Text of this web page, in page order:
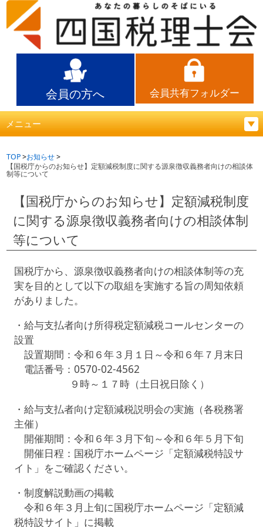
会員の方へ 会員共有フォルダー
メニュー
TOP
お知らせ
【国税庁からのお知らせ】定額減税制度に関する源泉徴収義務者向けの相談体
制等について
【国税庁からのお知らせ】定額減税制度
に関する源泉徴収義務者向けの相談体制
等について
国税庁から、源泉徴収義務者向けの相談体制等の充
実を目的として以下の取組を実施する旨の周知依頼
がありました。
・給与支払者向け所得税定額減税コールセンターの
設置
設置期間：令和６年３月１日～令和６年７月末日
電話番号：0570-02-4562
９時～１７時（土日祝日除く）
・給与支払者向け定額減税説明会の実施（各税務署
主催）
開催期間：令和６年３月下旬～令和６年５月下旬
開催日程：国税庁ホームページ「定額減税特設サ
イト」をご確認ください。
・制度解説動画の掲載
令和６年３月上旬に国税庁ホームページ「定額減
税特設サイト」に掲載